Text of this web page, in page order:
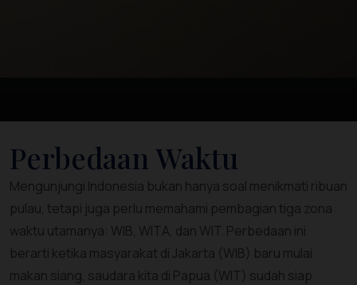
Perbedaan Waktu
Mengunjungi Indonesia bukan hanya soal menikmati ribuan
pulau, tetapi juga perlu memahami pembagian tiga zona
waktu utamanya: WIB, WITA, dan WIT. Perbedaan ini
berarti ketika masyarakat di Jakarta (WIB) baru mulai
makan siang, saudara kita di Papua (WIT) sudah siap